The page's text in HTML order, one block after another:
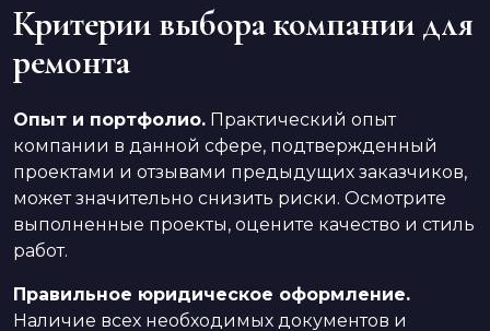
Критерии выбора компании для
ремонта
Опыт и портфолио. Практический опыт
компании в данной сфере, подтвержденный
проектами и отзывами предыдущих заказчиков,
может значительно снизить риски. Осмотрите
выполненные проекты, оцените качество и стиль
работ.
Правильное юридическое оформление.
Наличие всех необходимых документов и